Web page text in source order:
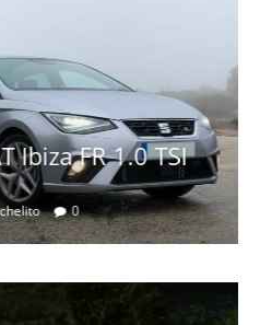
Ibiza FR 1.0 TSI
0